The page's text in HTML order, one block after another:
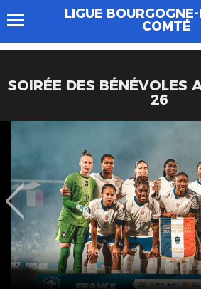
LIGUE
COMTÉ
SOIRÉE DES BÉNÉVOLES
26